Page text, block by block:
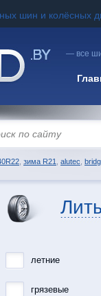
шин и колёсных
— все
зима R21 alutec
летние
грязевые